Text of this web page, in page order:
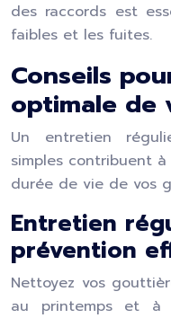
des raccords est
faibles et les fuites.
Conseils
optimale de
Un entretien
simples contribuent
durée de vie de vos
Entretien
prévention
Nettoyez vos
au printemps et à